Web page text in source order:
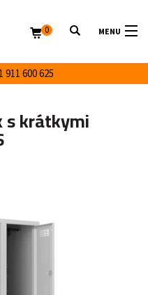
MENU
600 625
0
s krátkymi